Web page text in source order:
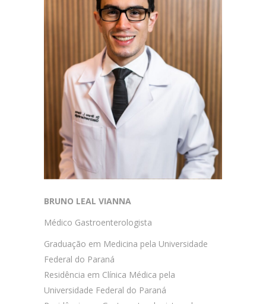
BRUNO LEAL VIANNA
Médico Gastroenterologista
Graduação em Medicina pela Universidade
Federal do Paraná
Residência em Clínica Médica pela
Universidade Federal do Paraná